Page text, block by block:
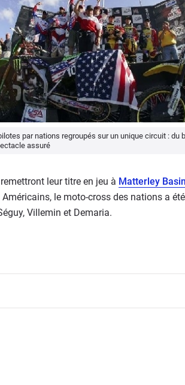
par nations regroupés sur un unique circuit : du
assuré
leur titre en jeu à Matterley Basin
le moto-cross des nations a
Villemin et Demaria.